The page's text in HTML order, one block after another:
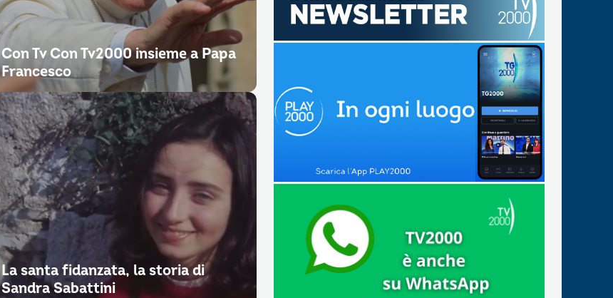
Con Tv Con Tv2000 insieme a Papa
Francesco
La santa fidanzata, la storia di
Sandra Sabattini